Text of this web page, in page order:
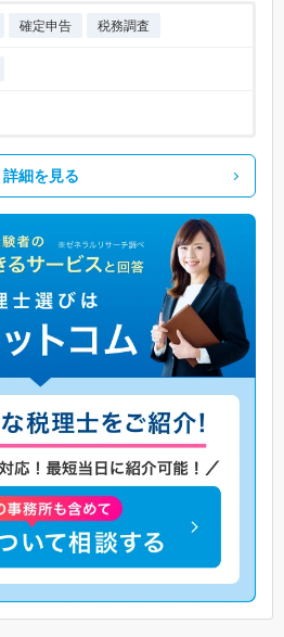
確定申告 税務調査
詳細を見る